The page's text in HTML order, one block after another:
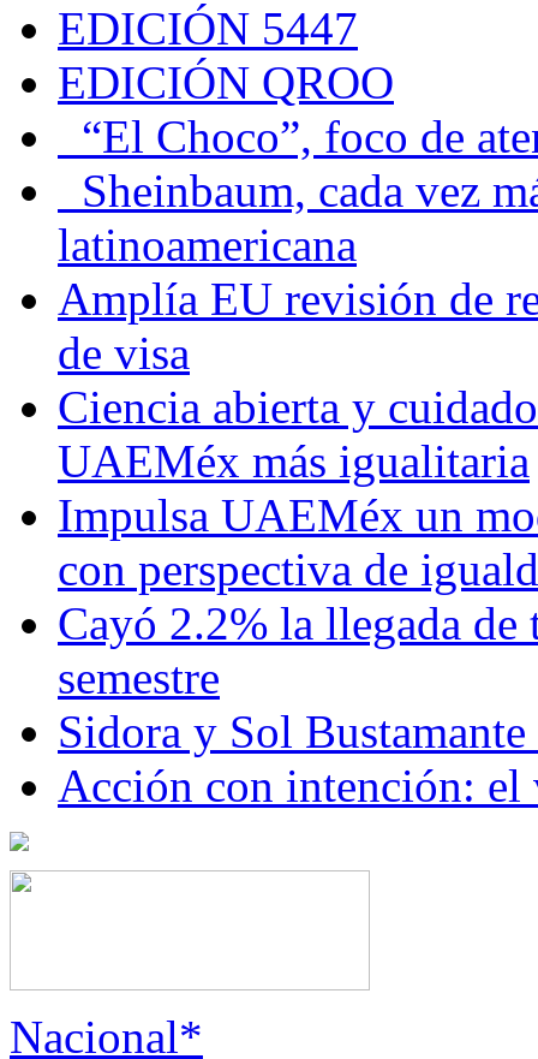
EDICIÓN 5447
EDICIÓN QROO
“El Choco”, foco de
Sheinbaum, cada vez
latinoamericana
Amplía EU revisión de
de visa
Ciencia abierta y
UAEMéx más igualitaria
Impulsa UAEMéx un
con perspectiva de
Cayó 2.2% la llegada de
semestre
Sidora y Sol
Acción con intención: el
Nacional*